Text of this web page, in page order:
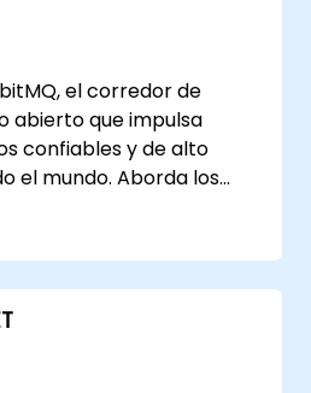
el corredor de
abierto que impulsa
confiables y de alto
el mundo. Aborda los
enrutamiento de
de clústeres y
disponibilidad. Guía a
la administración de
de failover con